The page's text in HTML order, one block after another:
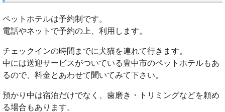
ペットホテルは予約制です。
電話やネットで予約の上、利用します。
チェックインの時間までに犬猫を連れて行きます。
中には送迎サービスがついている豊中市のペットホテルもあ
るので、料金とあわせて聞いてみて下さい。
預かり中は宿泊だけでなく、歯磨き・トリミングなどを頼め
る場合もあります。